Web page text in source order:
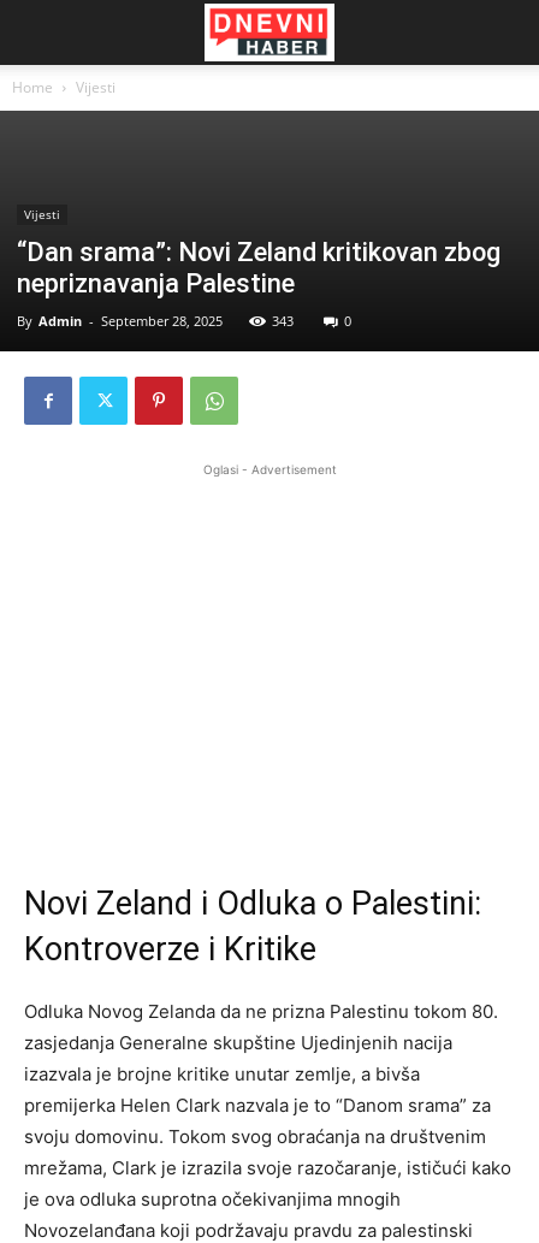
Home Vijesti
Vijesti
“Dan srama”: Novi Zeland kritikovan zbog
nepriznavanja Palestine
By Admin - September 28, 2025 343 0
Oglasi - Advertisement
Novi Zeland i Odluka o Palestini:
Kontroverze i Kritike
Odluka Novog Zelanda da ne prizna Palestinu tokom 80.
zasjedanja Generalne skupštine Ujedinjenih nacija
izazvala je brojne kritike unutar zemlje, a bivša
premijerka Helen Clark nazvala je to “Danom srama” za
svoju domovinu. Tokom svog obraćanja na društvenim
mrežama, Clark je izrazila svoje razočaranje, ističući kako
je ova odluka suprotna očekivanjima mnogih
Novozelanđana koji podržavaju pravdu za palestinski